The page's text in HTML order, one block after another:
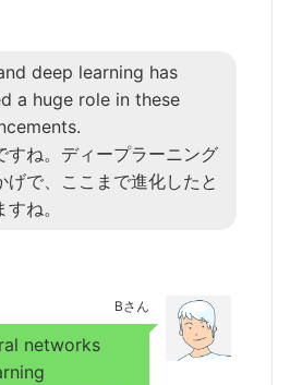
deep learning has
a huge role in these
すね。ディープラーニング
げで、ここまで進化したと
ね。
Bさん
networks